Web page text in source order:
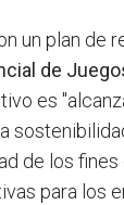
un plan de
de
es
de los fines
para los